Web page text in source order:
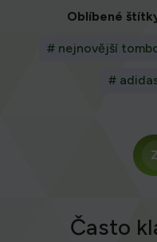
Oblíbené
# nejnovější
#
Často